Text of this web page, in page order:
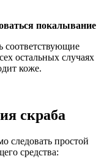
покалывание
соответствующие
остальных случаях
коже.
скраба
следовать простой
средства: